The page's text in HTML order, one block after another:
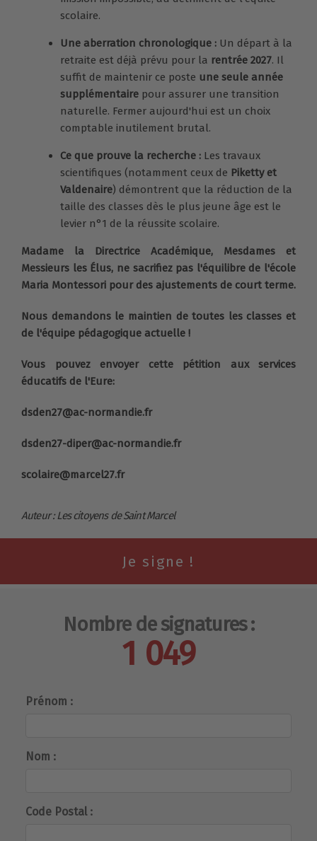
scolaire.
Une aberration chronologique : Un départ à la
retraite est déjà prévu pour la rentrée 2027. Il
suffit de maintenir ce poste une seule année
supplémentaire pour assurer une transition
naturelle. Fermer aujourd'hui est un choix
comptable inutilement brutal.
Ce que prouve la recherche : Les travaux
scientifiques (notamment ceux de Piketty et
Valdenaire) démontrent que la réduction de la
taille des classes dès le plus jeune âge est le
levier n°1 de la réussite scolaire.
Madame la Directrice Académique, Mesdames et
Messieurs les Élus, ne sacrifiez pas l'équilibre de l'école
Maria Montessori pour des ajustements de court terme.
Nous demandons le maintien de toutes les classes et
de l'équipe pédagogique actuelle !
Vous pouvez envoyer cette pétition aux services
éducatifs de l'Eure:
dsden27@ac-normandie.fr
dsden27-diper@ac-normandie.fr
scolaire@marcel27.fr
Auteur : Les citoyens de Saint Marcel
Nombre de signatures :
1 049
Prénom :
Nom :
Code Postal :